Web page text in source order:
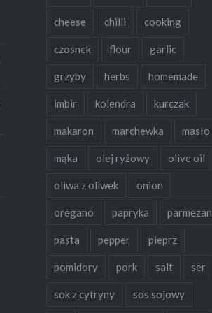
cheese chilli cooking
czosnek flour garlic
grzyby herbs homemade
imbir kolendra kurczak
makaron marchewka masło
mąka olej ryżowy olive oil
oliwa z oliwek onion
oregano papryka parmezan
pasta pepper pieprz
pomidory pork salt ser
sok z cytryny sos sojowy